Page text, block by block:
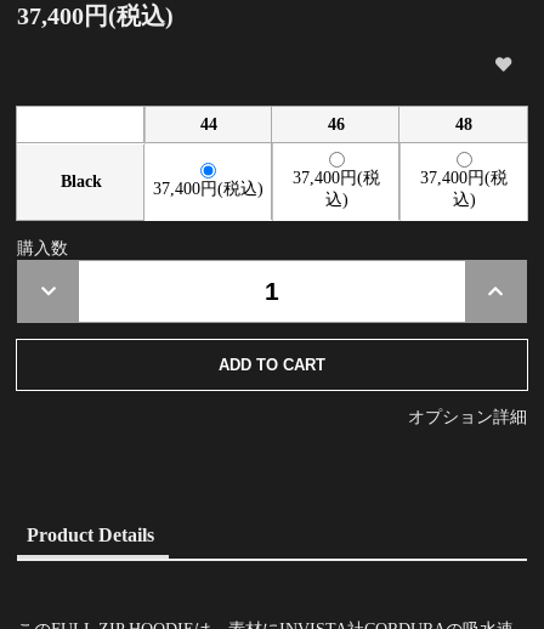
37,400円(税込)
44 46 48
Black 37,400円(税込)
37,400円(税
込)
37,400円(税
込)
購入数
オプション詳細
Product Details